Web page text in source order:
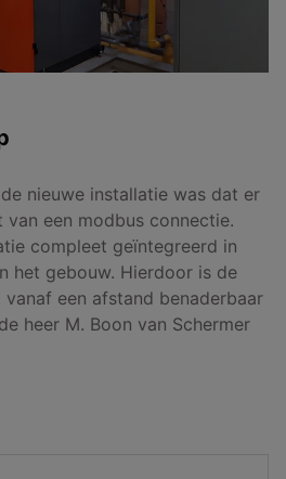
nieuwe installatie was dat er
een modbus connectie.
compleet geïntegreerd in
het gebouw. Hierdoor is de
een afstand benaderbaar
heer M. Boon van Schermer